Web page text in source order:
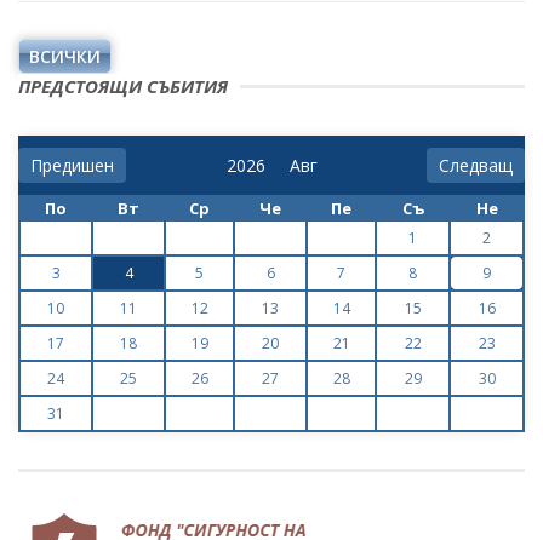
ВСИЧКИ
ПРЕДСТОЯЩИ СЪБИТИЯ
Предишен Следващ
По Вт Ср Че Пе Съ Не
1
2
3
4 5 6 7 8
9
10
11 12 13 14 15
16
17
18 19 20 21 22
23
24
25 26 27 28 29
30
31